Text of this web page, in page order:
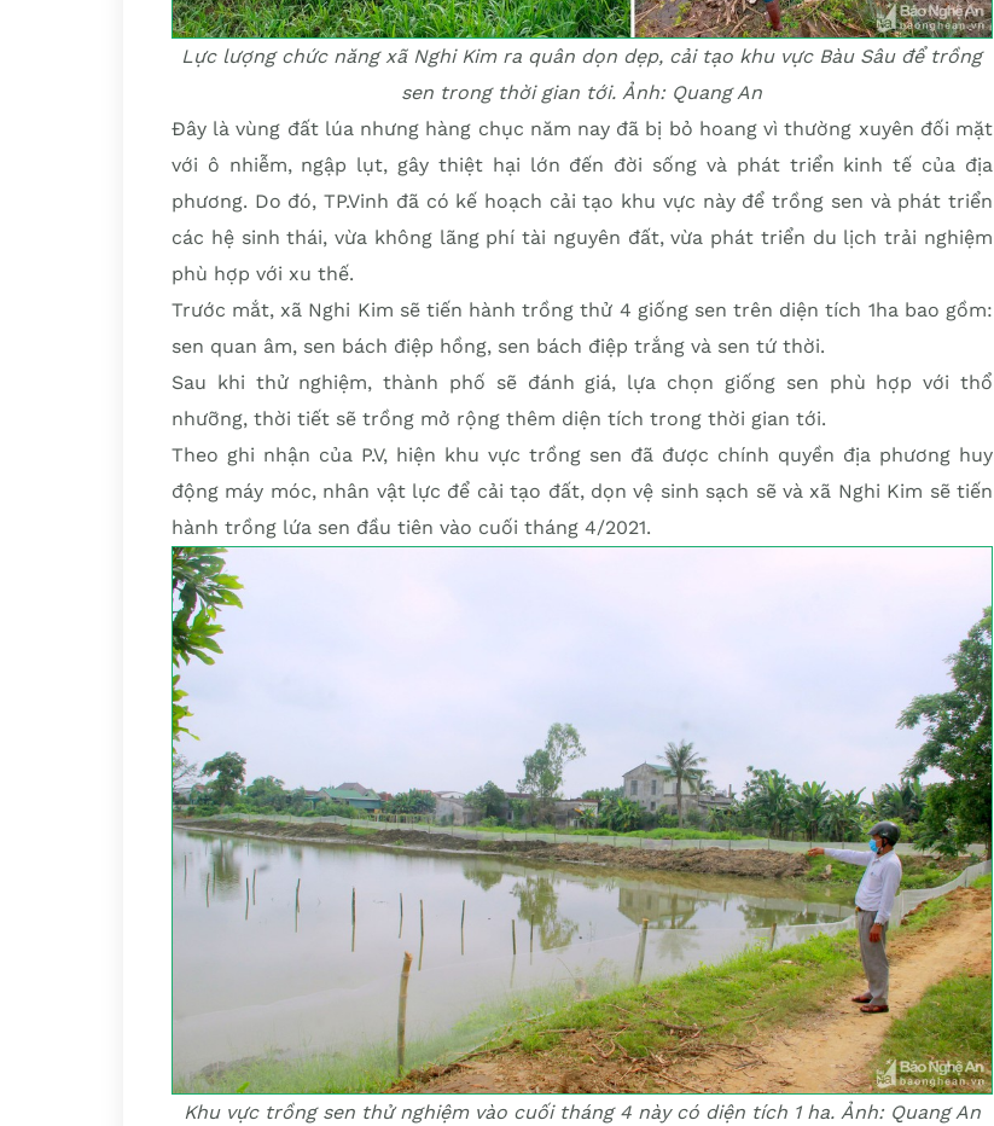
Lực lượng chức năng xã Nghi Kim ra quân dọn dẹp, cải tạo khu vực Bàu Sâu để trồng
sen trong thời gian tới. Ảnh: Quang An
Đây là vùng đất lúa nhưng hàng chục năm nay đã bị bỏ hoang vì thường xuyên đối mặt
với ô nhiễm, ngập lụt, gây thiệt hại lớn đến đời sống và phát triển kinh tế của địa
phương. Do đó, TP.Vinh đã có kế hoạch cải tạo khu vực này để trồng sen và phát triển
các hệ sinh thái, vừa không lãng phí tài nguyên đất, vừa phát triển du lịch trải nghiệm
phù hợp với xu thế.
Trước mắt, xã Nghi Kim sẽ tiến hành trồng thử 4 giống sen trên diện tích 1ha bao gồm:
sen quan âm, sen bách điệp hồng, sen bách điệp trắng và sen tứ thời.
Sau khi thử nghiệm, thành phố sẽ đánh giá, lựa chọn giống sen phù hợp với thổ
nhưỡng, thời tiết sẽ trồng mở rộng thêm diện tích trong thời gian tới.
Theo ghi nhận của P.V, hiện khu vực trồng sen đã được chính quyền địa phương huy
động máy móc, nhân vật lực để cải tạo đất, dọn vệ sinh sạch sẽ và xã Nghi Kim sẽ tiến
hành trồng lứa sen đầu tiên vào cuối tháng 4/2021.
Khu vực trồng sen thử nghiệm vào cuối tháng 4 này có diện tích 1 ha. Ảnh: Quang An